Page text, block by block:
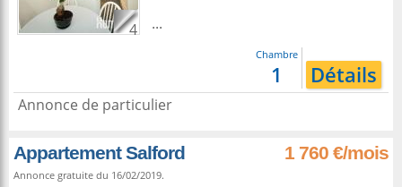
4
...
Chambre
1 Détails
Annonce de particulier
Appartement Salford 1 760 €/mois
Annonce gratuite du 16/02/2019.